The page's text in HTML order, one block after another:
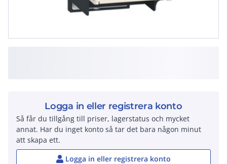
Logga in eller registrera konto
Så får du tillgång till priser, lagerstatus och mycket
annat. Har du inget konto så tar det bara någon minut
att skapa ett.
Logga in eller registrera konto